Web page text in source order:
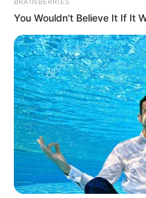
You Wouldn't Believe It If It